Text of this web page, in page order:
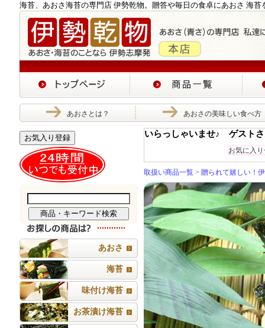
海苔、あおさ海苔の専門店 伊勢乾物。贈答や毎日の食卓にあおさ 海苔
あおさとは？ あおさの美味しい食べ方
お気入り登録
あおさ
海苔
味付け海苔
お茶漬け海苔
いらっしゃいませ♪ ゲスト
お気に入
取扱い商品一覧> 贈られて嬉しい！